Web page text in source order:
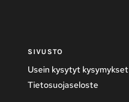
SIVUSTO
Usein kysytyt kysymykset
Tietosuojaseloste